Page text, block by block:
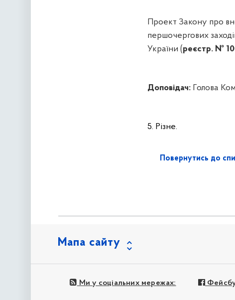
Проект Закону про
першочергових
України (реєстр. №
Доповідач:Голова
5. Різне.
Повернутись до
Мапа сайту
Ми у соціальних мережах: